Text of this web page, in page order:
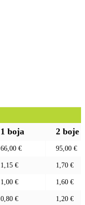
1 boja 2 boje
66,00 € 95,00 €
1,15 € 1,70 €
1,00 € 1,60 €
0,80 € 1,20 €